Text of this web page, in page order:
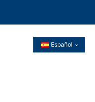
Español